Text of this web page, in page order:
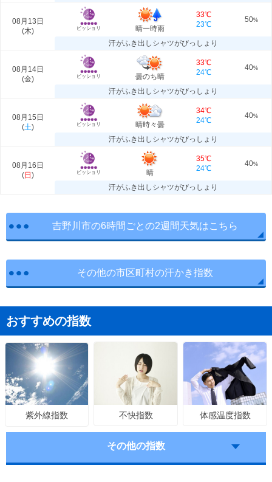
08月13日
(木) ビッショリ 晴一時雨
33℃
23℃
50%
汗がふき出しシャツがびっしょり
08月14日
(金) ビッショリ 曇のち晴
33℃
24℃
40%
汗がふき出しシャツがびっしょり
08月15日
(土) ビッショリ 晴時々曇
34℃
24℃
40%
汗がふき出しシャツがびっしょり
08月16日
(日 ) ビッショリ 晴
35℃
24℃
40%
汗がふき出しシャツがびっしょり
吉野川市の6時間ごとの2週間天気はこちら
その他の市区町村の汗かき指数
おすすめの指数
紫外線指数 不快指数 体感温度指数
その他の指数